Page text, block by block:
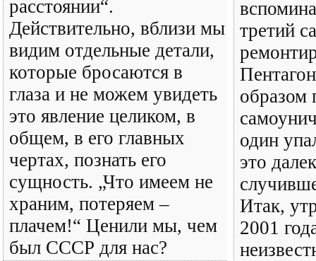
расстоянии“.
Действительно, вблизи мы
видим отдельные детали,
которые бросаются в
глаза и не можем увидеть
это явление целиком, в
общем, в его главных
чертах, познать его
сущность. „Что имеем не
храним, потеряем –
плачем!“ Ценили мы, чем
был СССР для нас?
третий
образом
один
это
Итак,
2001